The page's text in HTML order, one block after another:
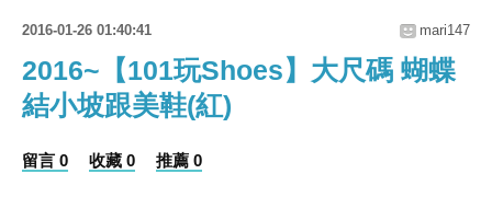
2016-01-26 01:40:41 mari147
2016~【101玩Shoes】大尺碼 蝴蝶
結小坡跟美鞋(紅)
留言 0 收藏 0 推薦 0